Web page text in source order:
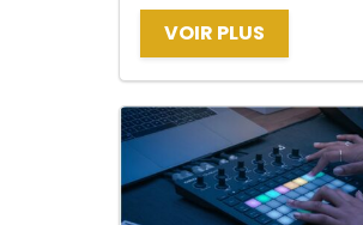
VOIR PLUS